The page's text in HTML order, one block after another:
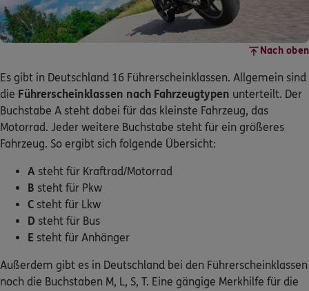
Nach oben
Es gibt in Deutschland 16 Führerscheinklassen. Allgemein sind
die Führerscheinklassen nach Fahrzeugtypen unterteilt. Der
Buchstabe A steht dabei für das kleinste Fahrzeug, das
Motorrad. Jeder weitere Buchstabe steht für ein größeres
Fahrzeug. So ergibt sich folgende Übersicht:
A steht für Kraftrad/Motorrad
B steht für Pkw
C steht für Lkw
D steht für Bus
E steht für Anhänger
Außerdem gibt es in Deutschland bei den Führerscheinklassen
noch die Buchstaben M, L, S, T. Eine gängige Merkhilfe für die